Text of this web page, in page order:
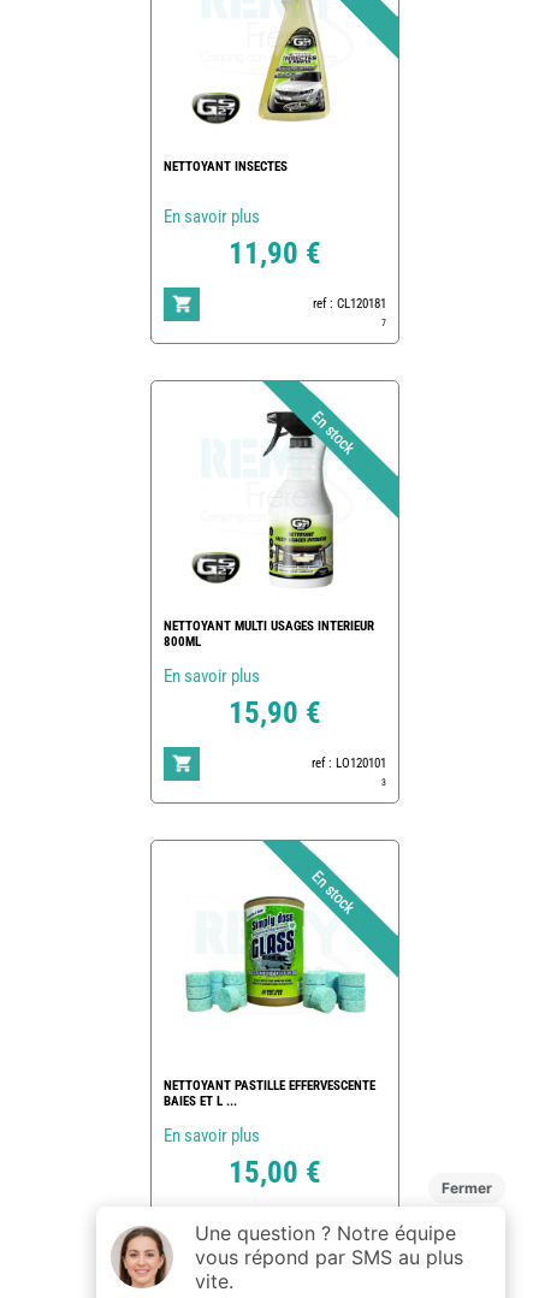
NETTOYANT INSECTES
En savoir plus
11,90 €
ref : CL120181
7
NETTOYANT MULTI USAGES INTERIEUR
800ML
En savoir plus
15,90 €
ref : LO120101
3
NETTOYANT PASTILLE EFFERVESCENTE
BAIES ET L ...
En savoir plus
15,00 €
ref : 172445
4